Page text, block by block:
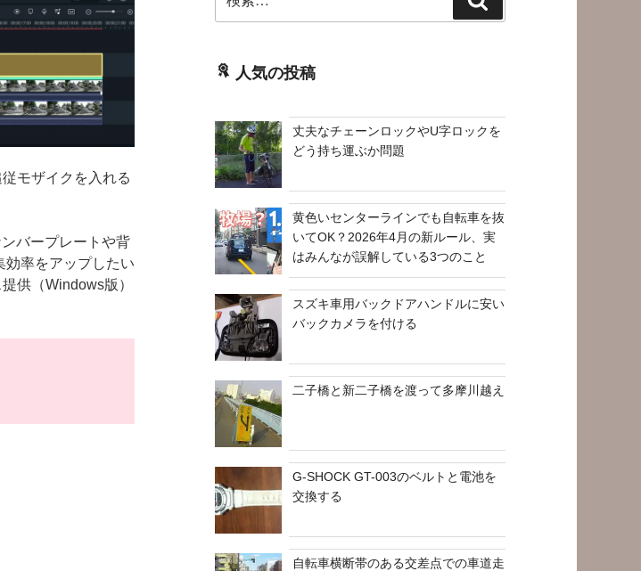
モザイクを入れる
バープレートや背
効率をアップしたい
供（Windows版）
索:
索
人気の投稿
丈夫なチェーンロックやU字ロックを
どう持ち運ぶか問題
黄色いセンターラインでも自転車を抜
いてOK？2026年4月の新ルール、実
はみんなが誤解している3つのこと
スズキ車用バックドアハンドルに安い
バックカメラを付ける
二子橋と新二子橋を渡って多摩川越え
G-SHOCK GT-003のベルトと電池を
交換する
自転車横断帯のある交差点での車道走